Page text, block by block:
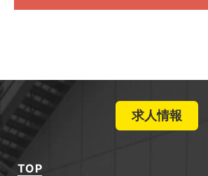
求人情報
TOP